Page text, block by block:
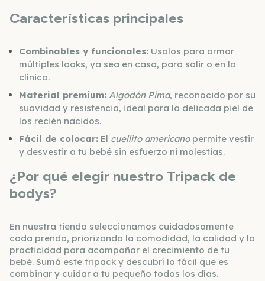
Características principales
Combinables y funcionales: Usalos para armar
múltiples looks, ya sea en casa, para salir o en la
clínica.
Material premium: Algodón Pima, reconocido por su
suavidad y resistencia, ideal para la delicada piel de
los recién nacidos.
Fácil de colocar: El cuellito americanopermite vestir
y desvestir a tu bebé sin esfuerzo ni molestias.
¿Por qué elegir nuestro Tripack de
bodys?
En nuestra tienda seleccionamos cuidadosamente
cada prenda, priorizando la comodidad, la calidad y la
practicidad para acompañar el crecimiento de tu
bebé. Sumá este tripack y descubrí lo fácil que es
combinar y cuidar a tu pequeño todos los días.